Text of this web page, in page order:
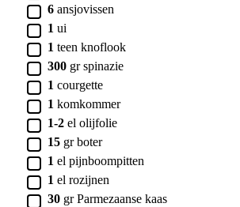
▢
6 ansjovissen
▢
1 ui
▢
1 teen knoflook
▢
300 gr spinazie
▢
1 courgette
▢
1 komkommer
▢
1-2 el olijfolie
▢
15 gr boter
▢
1 el pijnboompitten
▢
1 el rozijnen
▢
30 gr Parmezaanse kaas